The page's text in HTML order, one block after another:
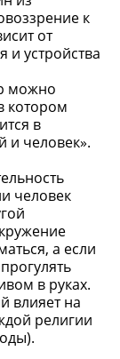
к
от
и устройства
можно
котором
в
и человек».
человек
а если
в руках.
влияет на
религии